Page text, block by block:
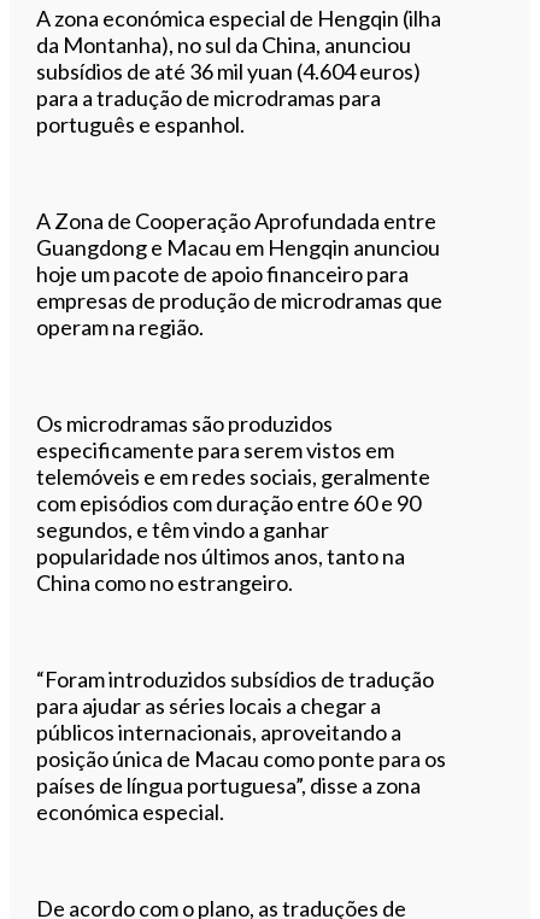
Ouvir este artigo
A zona económica especial de Hengqin (ilha
da Montanha), no sul da China, anunciou
subsídios de até 36 mil yuan (4.604 euros)
para a tradução de microdramas para
português e espanhol.
A Zona de Cooperação Aprofundada entre
Guangdong e Macau em Hengqin anunciou
hoje um pacote de apoio financeiro para
empresas de produção de microdramas que
operam na região.
Os microdramas são produzidos
especificamente para serem vistos em
telemóveis e em redes sociais, geralmente
com episódios com duração entre 60 e 90
segundos, e têm vindo a ganhar
popularidade nos últimos anos, tanto na
China como no estrangeiro.
“Foram introduzidos subsídios de tradução
para ajudar as séries locais a chegar a
públicos internacionais, aproveitando a
posição única de Macau como ponte para os
países de língua portuguesa”, disse a zona
económica especial.
De acordo com o plano, as traduções de